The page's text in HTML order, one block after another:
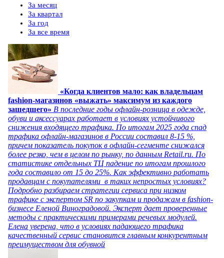
За месяц
За квартал
За год
За все время
«Когда клиентов мало: как владельцам
fashion-магазинов «выжать» максимум из каждого
зашедшего» В последние годы офлайн-розница в одежде,
обуви и аксессуарах работает в условиях устойчивого
снижения входящего трафика. По итогам 2025 года спад
трафика офлайн-магазинов в России составил 8-15 %,
причем показатель покупок в офлайн-сегменте снижался
более резко, чем в целом по рынку, по данным Retail.ru. По
статистике отдельных ТЦ падение по итогам прошлого
года составило от 15 до 25%. Как эффективно работать
продавцам с покупателями в таких непростых условиях?
Подробно разбираем стратегии сервиса при низком
трафике с экспертом SR по закупкам и продажам в fashion-
бизнесе Еленой Виноградовой. Эксперт дает проверенные
методы с практическими примерами речевых модулей.
Елена уверена, что в условиях падающего трафика
качественный сервис становится главным конкурентным
преимуществом для обувной